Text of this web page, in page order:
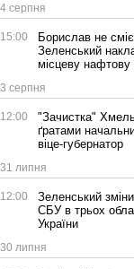
4 серпня
15:00
Борислав не
Зеленський
місцеву нафтову
3 серпня
12:00
"Зачистка"
ґратами
віце-губернатор
31 липня
12:00
Зеленський
СБУ в трьох
України
30 липня